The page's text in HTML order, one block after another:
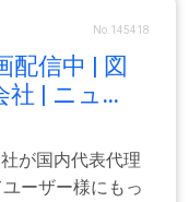
No.145418
配信中 | 図
| ニュ...
が国内代表代理
ーザー様にもっ